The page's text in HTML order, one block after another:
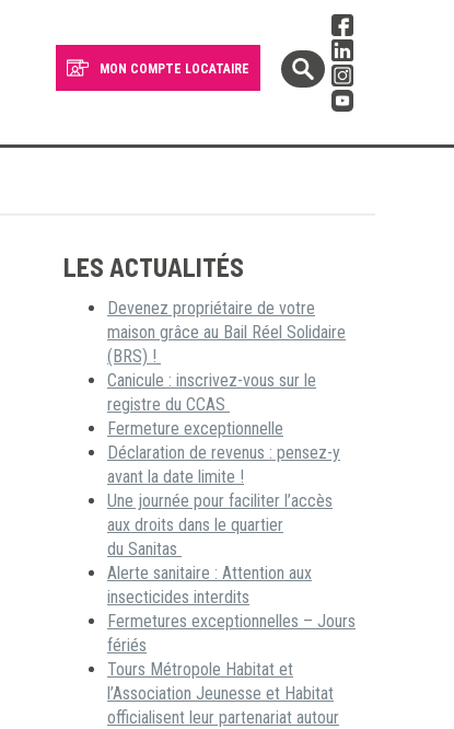
MON COMPTE LOCATAIRE
LES ACTUALITÉS
Devenez propriétaire de votre
maison grâce au Bail Réel Solidaire
(BRS) !
Canicule : inscrivez-vous sur le
registre du CCAS
Fermeture exceptionnelle
Déclaration de revenus : pensez-y
avant la date limite !
Une journée pour faciliter l’accès
aux droits dans le quartier
du Sanitas
Alerte sanitaire : Attention aux
insecticides interdits
Fermetures exceptionnelles – Jours
fériés
Tours Métropole Habitat et
l’Association Jeunesse et Habitat
officialisent leur partenariat autour